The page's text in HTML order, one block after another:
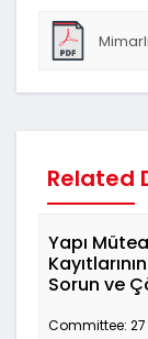
Related
Yapı
Sorun ve
Committee: